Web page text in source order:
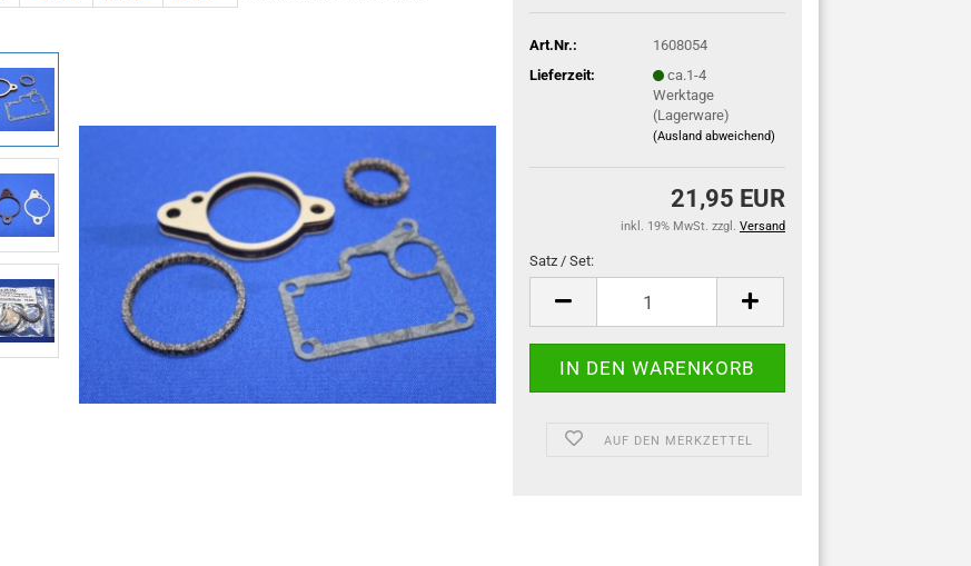
Art.Nr.:
1608054
Lieferzeit:
ca.1-4
Werktage
(Lagerware)
(Ausland abweichend)
21,95 EUR
inkl. 19% MwSt. zzgl. Versand
Satz / Set:
Satz
AUF DEN MERKZETTEL